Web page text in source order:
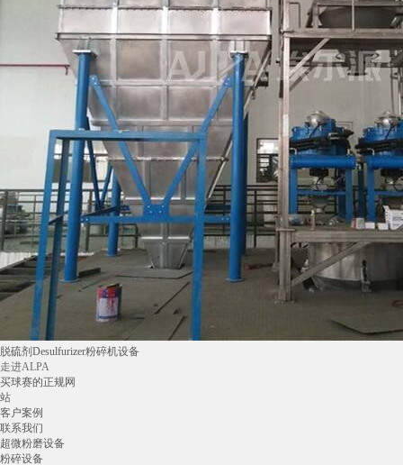
脱硫剂Desulfurizer粉碎机设备
走进ALPA
买球赛的正规网
站
客户案例
联系我们
超微粉磨设备
粉碎设备